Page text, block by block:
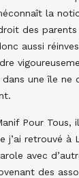
la
des parents
aussi
une île ne
Pour Tous,
j’ai retrouvé à
avec
des